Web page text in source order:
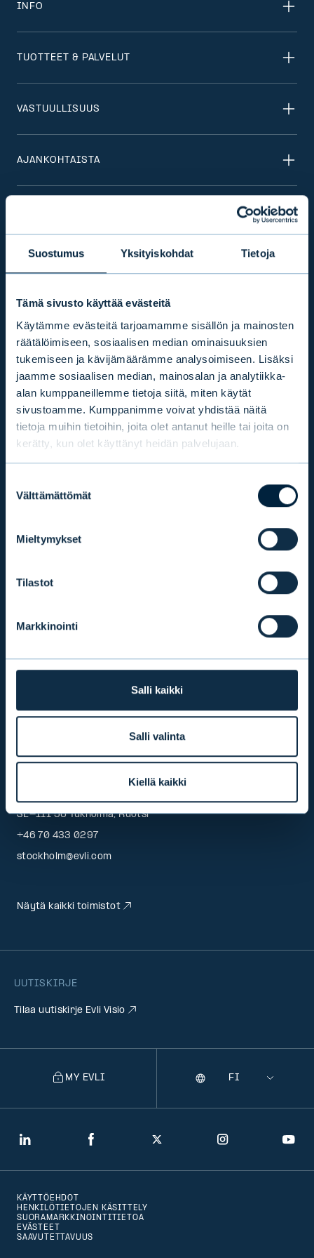
Suostumus Yksityiskohdat Tietoja
Tämä sivusto käyttää evästeitä
Käytämme evästeitä tarjoamamme sisällön ja mainosten
räätälöimiseen, sosiaalisen median ominaisuuksien
tukemiseen ja kävijämäärämme analysoimiseen. Lisäksi
jaamme sosiaalisen median, mainosalan ja analytiikka-
alan kumppaneillemme tietoja siitä, miten käytät
sivustoamme. Kumppanimme voivat yhdistää näitä
tietoja muihin tietoihin, joita olet antanut heille tai joita on
kerätty, kun olet käyttänyt heidän palvelujaan.
valinta
Välttämättömät
Mieltymykset
Tilastot
Markkinointi
Salli kaikki
Salli valinta
Kiellä kaikki
EVLI OYJ
Arkisin 9.00–16.30 (vaihde)
+358 9 476 690
etunimi.sukunimi@evli.com
YHTEYDENOTTOPYYNTÖ
TULE ASIAKKAAKSI
INFO
TUOTTEET & PALVELUT
VASTUULLISUUS
AJANKOHTAISTA
UUTISKIRJE
Tilaa uutiskirje Evli Visio
+358 9 476 690
Regeringsgatan 67
SE-111 56 Tukholma, Ruotsi
+46 70 433 0297
stockholm@evli.com
Näytä kaikki toimistot
LinkedIn Facebook Twitter Instagram
MY EVLI
Selecting
Kieli
KÄYTTÖEHDOT
HENKILÖTIETOJEN KÄSITTELY
SUORAMARKKINOINTITIETOA
EVÄSTEET
SAAVUTETTAVUUS